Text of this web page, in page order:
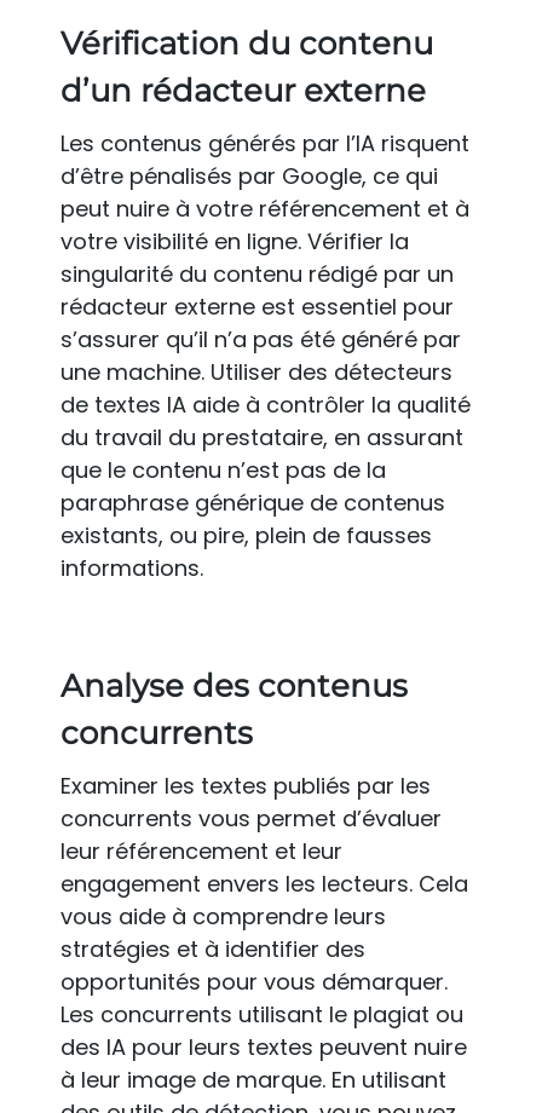
Vérification du contenu
d’un rédacteur externe
Les contenus générés par l’IA risquent
d’être pénalisés par Google, ce qui
peut nuire à votre référencement et à
votre visibilité en ligne. Vérifier la
singularité du contenu rédigé par un
rédacteur externe est essentiel pour
s’assurer qu’il n’a pas été généré par
une machine. Utiliser des détecteurs
de textes IA aide à contrôler la qualité
du travail du prestataire, en assurant
que le contenu n’est pas de la
paraphrase générique de contenus
existants, ou pire, plein de fausses
informations.
Analyse des contenus
concurrents
Examiner les textes publiés par les
concurrents vous permet d’évaluer
leur référencement et leur
engagement envers les lecteurs. Cela
vous aide à comprendre leurs
stratégies et à identifier des
opportunités pour vous démarquer.
Les concurrents utilisant le plagiat ou
des IA pour leurs textes peuvent nuire
à leur image de marque. En utilisant